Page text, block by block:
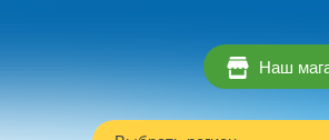
Наш